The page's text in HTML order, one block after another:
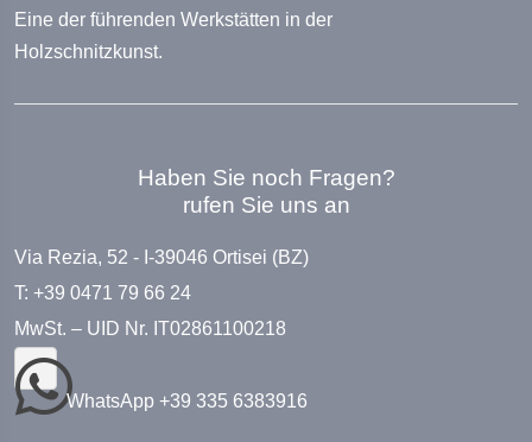
Eine der führenden Werkstätten in der
Holzschnitzkunst.
Haben Sie noch Fragen?
rufen Sie uns an
Via Rezia, 52 - I-39046 Ortisei (BZ)
T: +39 0471 79 66 24
MwSt. – UID Nr. IT02861100218
WhatsApp +39 335 6383916